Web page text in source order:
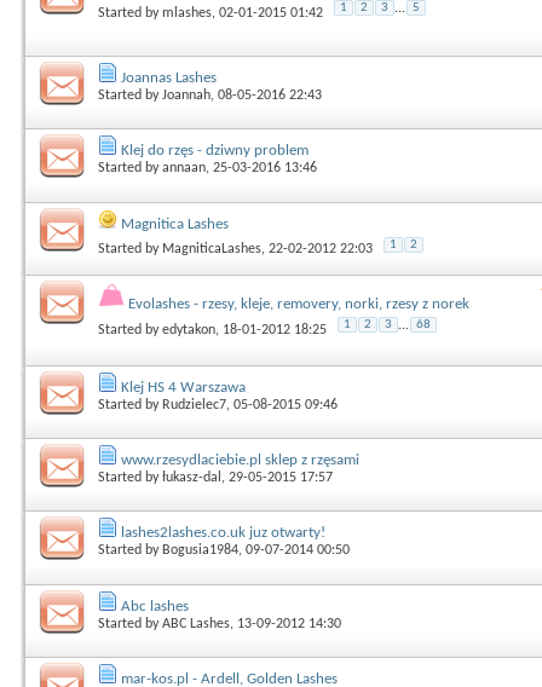
Started bymlashes, 02-01-2015 01:42 1 2 3 ... 5
Joannas Lashes
Started byJoannah, 08-05-2016 22:43
Klej do rzęs - dziwny problem
Started byannaan, 25-03-2016 13:46
Magnitica Lashes
Started by MagniticaLashes, 22-02-2012 22:03 1 2
Evolashes - rzesy, kleje, removery, norki, rzesy z norek
Started byedytakon, 18-01-2012 18:25 1 2 3 ... 68
Klej HS 4 Warszawa
Started by Rudzielec7, 05-08-2015 09:46
www.rzesydlaciebie.pl sklep z rzęsami
Started byłukasz-dal , 29-05-2015 17:57
lashes2lashes.co.uk juz otwarty!
Started byBogusia1984, 09-07-2014 00:50
Abc lashes
Started byABC Lashes, 13-09-2012 14:30
mar-kos.pl - Ardell, Golden Lashes